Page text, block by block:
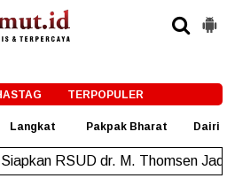
TERPOPULER
Langkat Pakpak Bharat Dairi
dr. M. Thomsen Jadi Rumah